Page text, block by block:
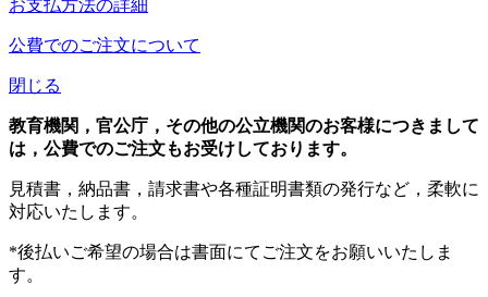
お支払方法の詳細
公費でのご注文について
閉じる
教育機関，官公庁，その他の公立機関のお客様につきまして
は，公費でのご注文もお受けしております。
見積書，納品書，請求書や各種証明書類の発行など，柔軟に
対応いたします。
*後払いご希望の場合は書面にてご注文をお願いいたしま
す。